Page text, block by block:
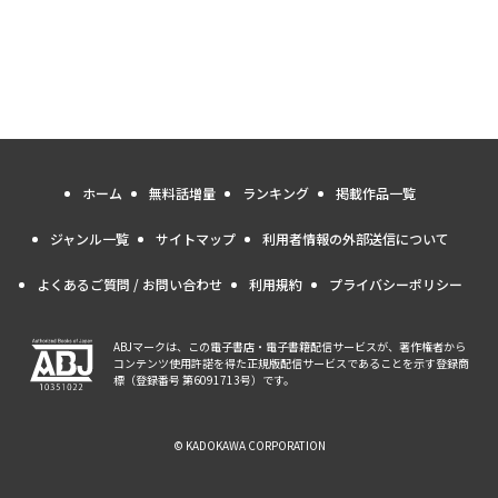
ホーム 無料話増量 ランキング 掲載作品一覧
ジャンル一覧 サイトマップ 利用者情報の外部送信について
よくあるご質問 / お問い合わせ 利用規約 プライバシーポリシー
ABJマークは、この電子書店・電子書籍配信サービスが、著作権者から
コンテンツ使用許諾を得た正規版配信サービスであることを示す登録商
標（登録番号 第6091713号）です。
© KADOKAWA CORPORATION